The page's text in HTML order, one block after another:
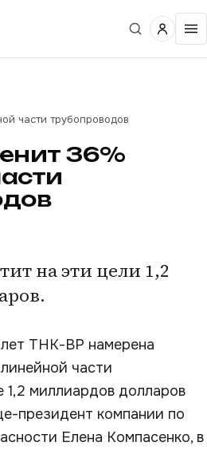
части трубопроводов
36%
на эти цели 1,2
ТНК-ВР намерена
части
1,2 миллиардов долларов
президент компании по
Елена Компасенко, в